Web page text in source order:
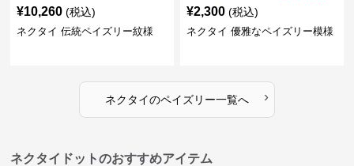
¥10,260 (税込)
ネクタイ 伝統ペイズリー紋様
¥2,300 (税込)
ネクタイ 優雅なペイズリー模様
ネクタイのペイズリー一覧へ ›
ネクタイドットのおすすめアイテム